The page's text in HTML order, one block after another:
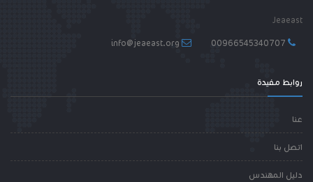
Jeaeast
00966545340707
info@jeaeast.org
روابط مفيدة
عنا
اتصل بنا
دليل المهندس